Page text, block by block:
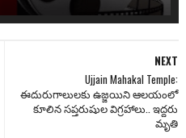
NEXT
Ujjain Mahakal Temple:
ఈదురుగాలులకు ఉజ్జయిని ఆలయంలో
కూలిన సప్తరుషుల విగ్రహాలు.. ఇద్దరు
మృతి